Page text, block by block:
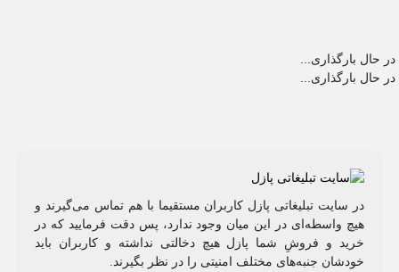
در حال بارگذاری...
در حال بارگذاری...
در سایت تبلیغاتی پازل کاربران مستقیما با هم تماس می‌گیرند و
هیچ واسطه‌ای در این میان وجود ندارد، پس دقت فرمایید که در
خرید و فروشِ شما پازل هیچ دخالتی نداشته و کاربران باید
خودشان جنبه‌های مختلف امنیتی را در نظر بگیرند.